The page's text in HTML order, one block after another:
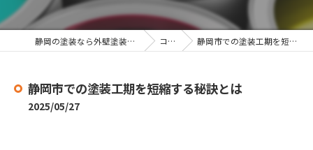
静岡の塗装なら外壁塗装専門店 モチエイ コラム 静岡市での塗装工期を短縮する秘訣とは
静岡市での塗装工期を短縮する秘訣とは
2025/05/27